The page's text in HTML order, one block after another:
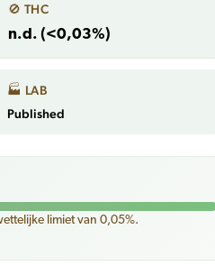
🚫 THC
n.d. (<0,03%)
🏭 LAB
Published
limiet van 0,05%.